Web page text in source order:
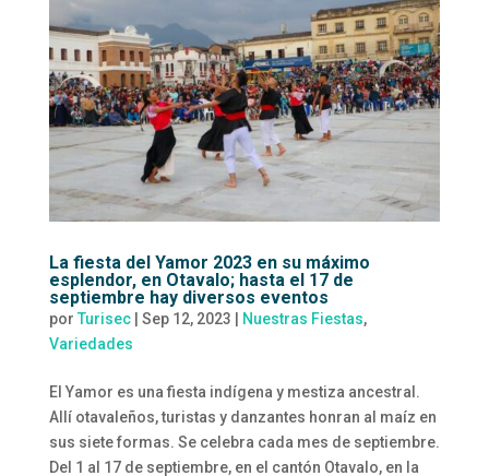
La fiesta del Yamor 2023 en su máximo
esplendor, en Otavalo; hasta el 17 de
septiembre hay diversos eventos
por Turisec| Sep 12, 2023 Nuestras Fiestas,
Variedades
El Yamor es una fiesta indígena y mestiza ancestral.
Allí otavaleños, turistas y danzantes honran al maíz en
sus siete formas. Se celebra cada mes de septiembre.
Del 1 al 17 de septiembre, en el cantón Otavalo, en la